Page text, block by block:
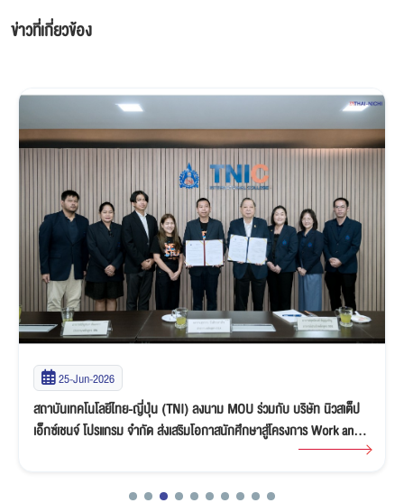
ข่าวที่เกี่ยวข้อง
25-Jun-2026
สถาบันเทคโนโลยีไทย-ญี่ปุ่น (TNI) ลงนาม MOU ร่วมกับ บริษัท นิวสเต็ป
เอ็กซ์เชนจ์ โปรแกรม จำกัด ส่งเสริมโอกาสนักศึกษาสู่โครงการ Work and